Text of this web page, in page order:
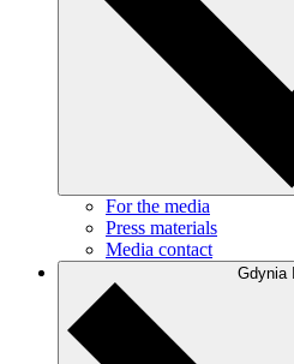
For the media
Press materials
Media contact
Gdynia